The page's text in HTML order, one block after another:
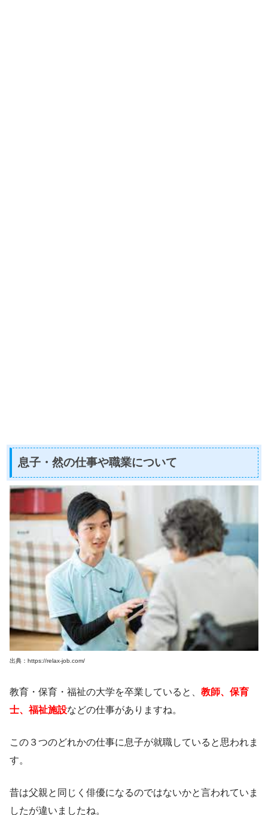
息子・然の仕事や職業について
出典：https://relax-job.com/
教育・保育・福祉の大学を卒業していると、 教師、保育
士、福祉施設などの仕事がありますね。
この３つのどれかの仕事に息子が就職していると思われま
す。
昔は父親と同じく俳優になるのではないかと言われていま
したが違いましたね。